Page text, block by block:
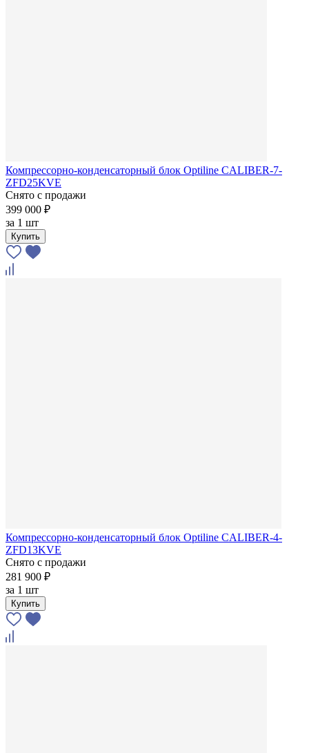
Компрессорно-конденсаторный блок Optiline CALIBER-7-
ZFD25KVE
Снято с продажи
399 000 ₽
за 1 шт
Купить
Компрессорно-конденсаторный блок Optiline CALIBER-4-
ZFD13KVE
Снято с продажи
281 900 ₽
за 1 шт
Купить